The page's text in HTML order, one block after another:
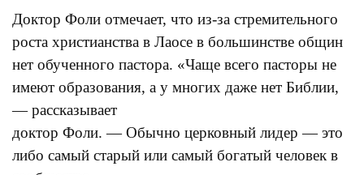
Доктор Фоли отмечает, что из-за стремительного
роста христианства в Лаосе в большинстве общин
нет обученного пастора. «Чаще всего пасторы не
имеют образования, а у многих даже нет Библии,
— рассказывает
доктор Фоли. — Обычно церковный лидер — это
либо самый старый или самый богатый человек в